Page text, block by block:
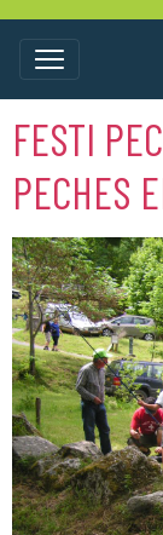
FESTI
PECHES